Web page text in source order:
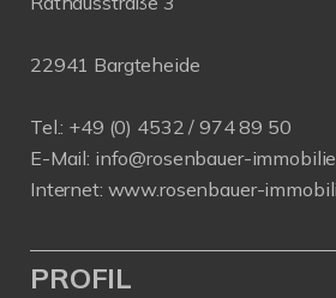
22941 Bargteheide
Tel.: +49 (0) 4532 / 974 89 50
E-Mail: info@rosenbauer-
Internet: www.rosenbauer-
PROFIL